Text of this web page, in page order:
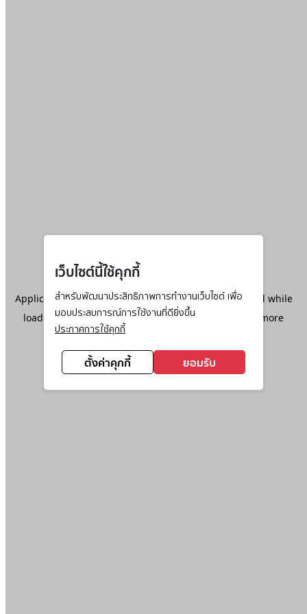
เว็บไซต์นี้ใช้คุกกี้
สำหรับพัฒนาประสิทธิภาพการทำงานเว็บไซต์ เพื่อ
มอบประสบการณ์การใช้งานที่ดียิ่งขึ้น
ประกาศการใช้คุกกี้
ตั้งค่าคุกกี้ ยอมรับ
Application error: aclient-side exception has occurred while
loadingwww.ktc.co.th(see the browser console
for more
information).